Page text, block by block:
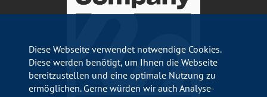
Diese Webseite verwendet notwendige Cookies.
Diese werden benötigt, um Ihnen die Webseite
bereitzustellen und eine optimale Nutzung zu
ermöglichen. Gerne würden wir auch Analyse-